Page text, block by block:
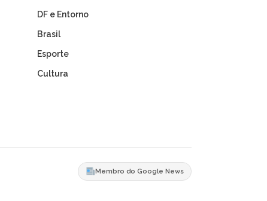
DF e Entorno
Brasil
Esporte
Cultura
Membro do Google News